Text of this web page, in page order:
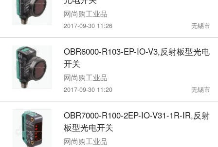
网尚购工业品
2017-09-30 11:26 无锡市
OBR6000-R103-EP-IO-V3,反射板型光电
开关
网尚购工业品
2017-09-30 11:20 无锡市
OBR7000-R100-2EP-IO-V31-1R-IR,反射
板型光电开关
网尚购工业品